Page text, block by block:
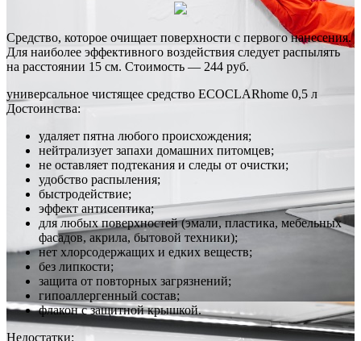
Средство, которое очищает поверхности с первого нанесения.
Для наиболее эффективного воздействия следует распылять
на расстоянии 15 см. Стоимость — 244 руб.
универсальное чистящее средство ECOCLARhome 0,5 л
Достоинства:
удаляет пятна любого происхождения;
нейтрализует запахи домашних питомцев;
не оставляет подтекания и следы от очистки;
удобство распыления;
быстродействие;
эффект антисептика;
для любых поверхностей (эмали, пластика, мебельных
фасадов, акрила, бытовой техники);
нет хлорсодержащих и едких веществ;
без липкости;
защита от повторных загрязнений;
гипоаллергенный состав;
флакон с защитной крышкой.
Недостатки: